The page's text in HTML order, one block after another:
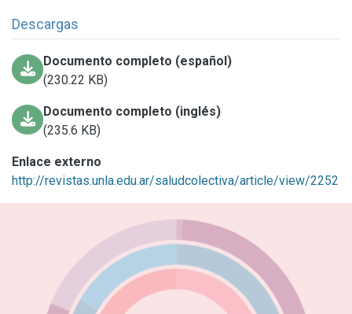
Descargas
Documento completo (español)
(230.22 KB)
Documento completo (inglés)
(235.6 KB)
Enlace externo
http://revistas.unla.edu.ar/saludcolectiva/article/view/2252